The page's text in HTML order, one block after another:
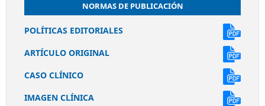
NORMAS DE PUBLICACIÓN
POLÍTICAS EDITORIALES
ARTÍCULO ORIGINAL
CASO CLÍNICO
IMAGEN CLÍNICA